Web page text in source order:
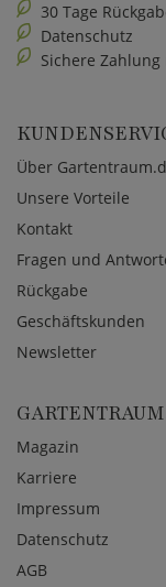
30 Tage
Datenschutz
Sichere Zahlung
Über
Unsere Vorteile
Kontakt
Fragen und
Rückgabe
Geschäftskunden
Newsletter
Magazin
Karriere
Impressum
Datenschutz
AGB